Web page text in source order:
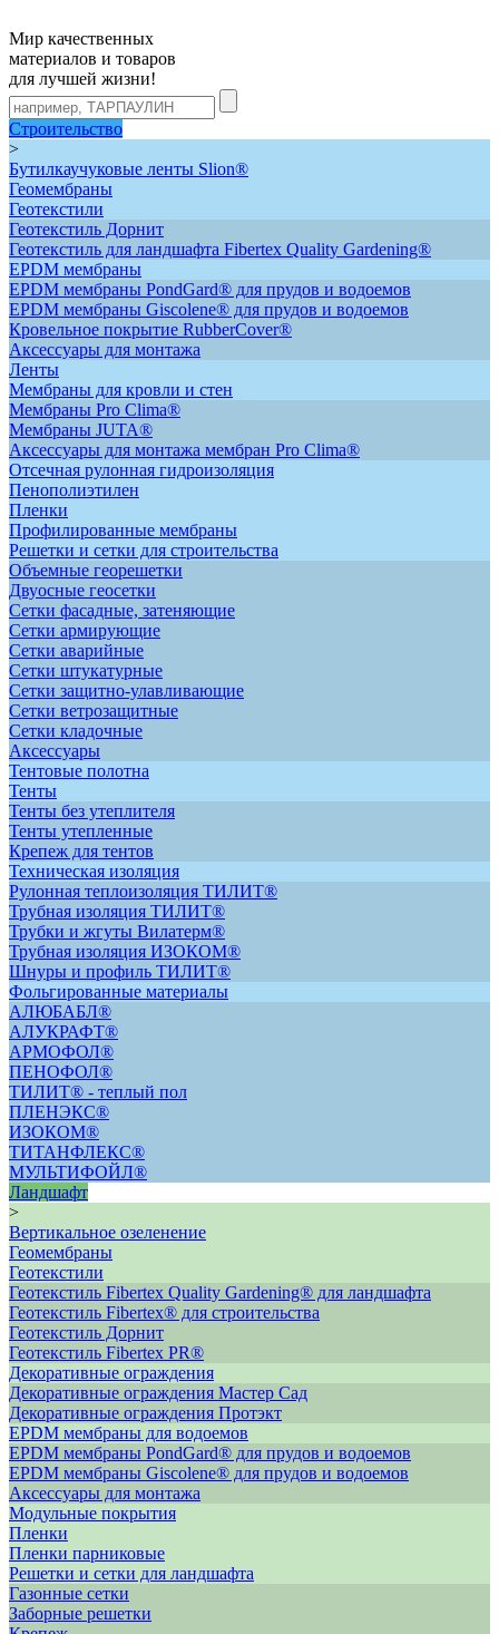
Мир качественных
материалов и товаров
для лучшей жизни!
Строительство
>
Бутилкаучуковые ленты Slion®
Геомембраны
Геотекстили
Геотекстиль Дорнит
Геотекстиль для ландшафта Fibertex Quality Gardening®
ЕРDM мембраны
EPDM мембраны PondGard® для прудов и водоемов
EPDM мембраны Giscolene® для прудов и водоемов
Кровельное покрытие RubberCover®
Аксессуары для монтажа
Ленты
Мембраны для кровли и стен
Мембраны Pro Clima®
Мембраны JUTA®
Аксессуары для монтажа мембран Pro Clima®
Отсечная рулонная гидроизоляция
Пенополиэтилен
Пленки
Профилированные мембраны
Решетки и сетки для строительства
Объемные георешетки
Двуосные геосетки
Сетки фасадные, затеняющие
Сетки армирующие
Сетки аварийные
Сетки штукатурные
Сетки защитно-улавливающие
Сетки ветрозащитные
Сетки кладочные
Аксессуары
Тентовые полотна
Тенты
Тенты без утеплителя
Тенты утепленные
Крепеж для тентов
Техническая изоляция
Рулонная теплоизоляция ТИЛИТ®
Трубная изоляция ТИЛИТ®
Трубки и жгуты Вилатерм®
Трубная изоляция ИЗОКОМ®
Шнуры и профиль ТИЛИТ®
Фольгированные материалы
АЛЮБАБЛ®
АЛУКРАФТ®
АРМОФОЛ®
ПЕНОФОЛ®
ТИЛИТ® - теплый пол
ПЛЕНЭКС®
ИЗОКОМ®
ТИТАНФЛЕКС®
МУЛЬТИФОЙЛ®
Ландшафт
>
Вертикальное озеленение
Геомембраны
Геотекстили
Геотекстиль Fibertex Quality Gardening® для ландшафта
Геотекстиль Fibertex® для строительства
Геотекстиль Дорнит
Геотекстиль Fibertex PR®
Декоративные ограждения
Декоративные ограждения Мастер Сад
Декоративные ограждения Протэкт
ЕРDM мембраны для водоемов
EPDM мембраны PondGard® для прудов и водоемов
EPDM мембраны Giscolene® для прудов и водоемов
Аксессуары для монтажа
Модульные покрытия
Пленки
Пленки парниковые
Решетки и сетки для ландшафта
Газонные сетки
Заборные решетки